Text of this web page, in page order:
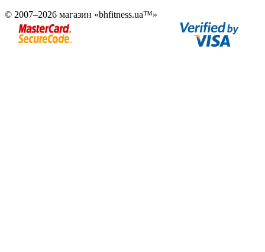
© 2007–2026 магазин «bhfitness.ua™»